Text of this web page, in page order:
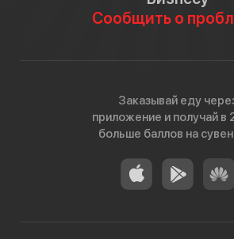
Сообщить о
Заказывай еду
приложение и получай в
больше баллов на